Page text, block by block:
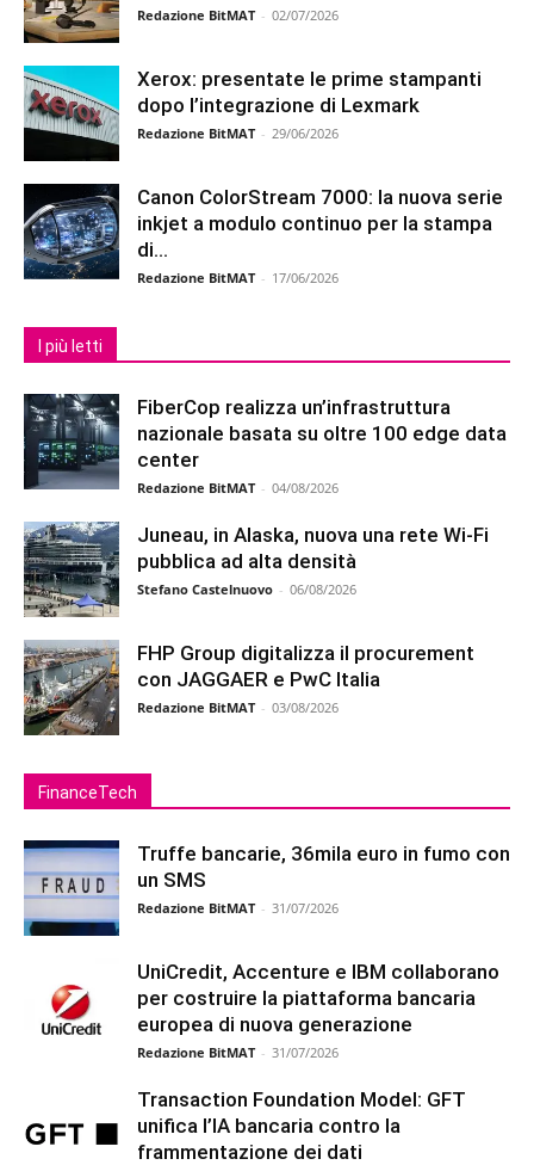
Redazione BitMAT - 02/07/2026
Xerox: presentate le prime stampanti
dopo l’integrazione di Lexmark
Redazione BitMAT - 29/06/2026
Canon ColorStream 7000: la nuova serie
inkjet a modulo continuo per la stampa
di...
Redazione BitMAT - 17/06/2026
I più letti
FiberCop realizza un’infrastruttura
nazionale basata su oltre 100 edge data
center
Redazione BitMAT - 04/08/2026
Juneau, in Alaska, nuova una rete Wi-Fi
pubblica ad alta densità
Stefano Castelnuovo - 06/08/2026
FHP Group digitalizza il procurement
con JAGGAER e PwC Italia
Redazione BitMAT - 03/08/2026
FinanceTech
Truffe bancarie, 36mila euro in fumo con
un SMS
Redazione BitMAT - 31/07/2026
UniCredit, Accenture e IBM collaborano
per costruire la piattaforma bancaria
europea di nuova generazione
Redazione BitMAT - 31/07/2026
Transaction Foundation Model: GFT
unifica l’IA bancaria contro la
frammentazione dei dati